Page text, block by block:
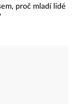
proč mladí lidé